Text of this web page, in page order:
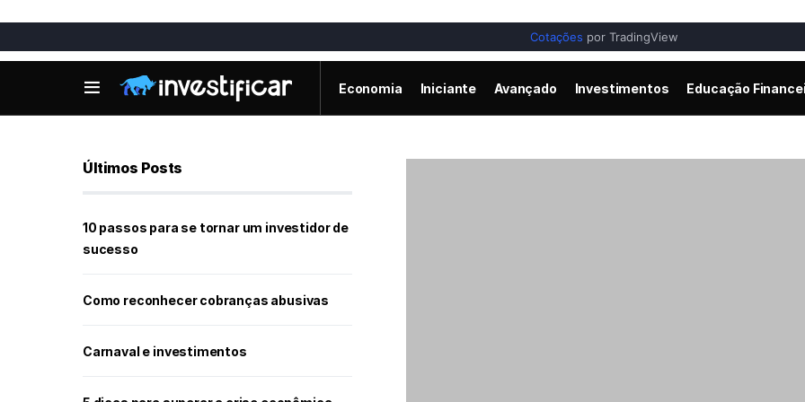
Cotações por TradingView
Economia Iniciante Avançado Investimentos Educação
Últimos Posts
10 passos para se tornar um investidor de
sucesso
Como reconhecer cobranças abusivas
Carnaval e investimentos